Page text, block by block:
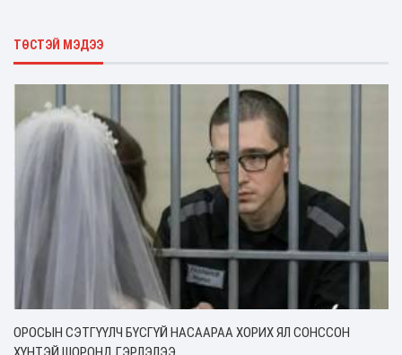
ТӨСТЭЙ МЭДЭЭ
ОРОСЫН СЭТГҮҮЛЧ БҮСГҮЙ НАСААРАА ХОРИХ ЯЛ СОНССОН